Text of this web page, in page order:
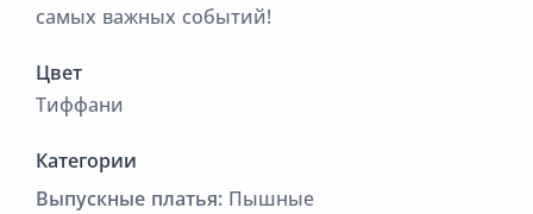
самых важных событий!
Цвет
Тиффани
Категории
Выпускные платья: Пышные